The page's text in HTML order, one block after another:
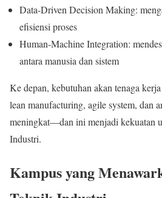
Data-Driven Decision Making:
efisiensi proses
Human-Machine Integration:
antara manusia dan sistem
Ke depan, kebutuhan akan tenaga
lean manufacturing, agile system, dan
meningkat—dan ini menjadi kekuatan
Industri.
Kampus yang